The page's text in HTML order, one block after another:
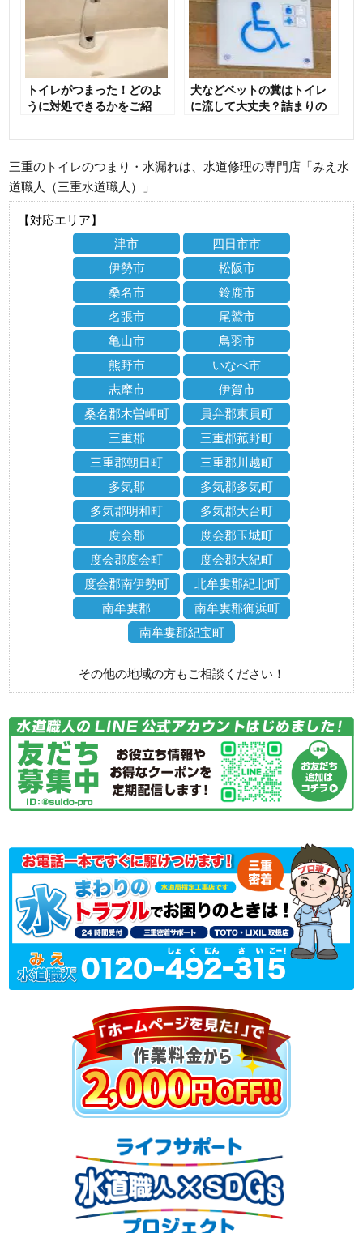
トイレがつまった！どのよ
うに対処できるかをご紹
犬などペットの糞はトイレ
に流して大丈夫？詰まりの
三重のトイレのつまり・水漏れは、水道修理の専門店「みえ水
道職人（三重水道職人）」
【対応エリア】
津市
四日市市
伊勢市
松阪市
桑名市
鈴鹿市
名張市
尾鷲市
亀山市
鳥羽市
熊野市
いなべ市
志摩市
伊賀市
桑名郡木曽岬町
員弁郡東員町
三重郡
三重郡菰野町
三重郡朝日町
三重郡川越町
多気郡
多気郡多気町
多気郡明和町
多気郡大台町
度会郡
度会郡玉城町
度会郡度会町
度会郡大紀町
度会郡南伊勢町
北牟婁郡紀北町
南牟婁郡
南牟婁郡御浜町
南牟婁郡紀宝町
その他の地域の方もご相談ください！